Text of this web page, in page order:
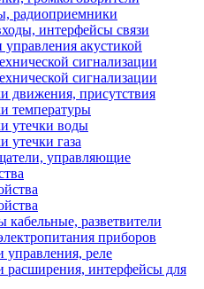
радиоприемники
интерфейсы связи
акустикой
сигнализации
сигнализации
движения, присутствия
температуры
утечки воды
утечки газа
управляющие
разветвители
приборов
управления, реле
расширения, интерфейсы для